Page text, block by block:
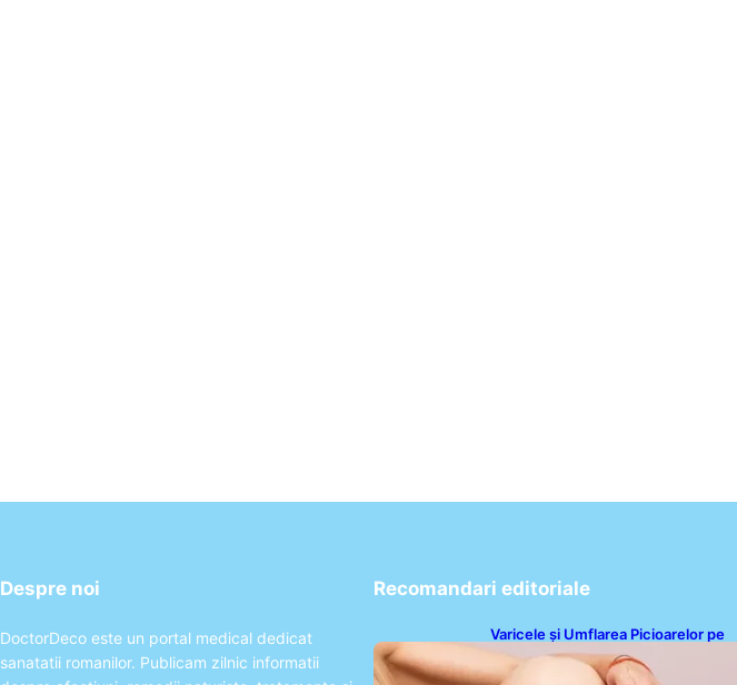
Despre noi
DoctorDeco este un portal medical dedicat
sanatatii romanilor. Publicam zilnic informatii
Recomandari editoriale
Varicele și Umflarea Picioarelor pe
Caniculă: Înțelegerea Simptomelor și
Măsurilor de Prevenție